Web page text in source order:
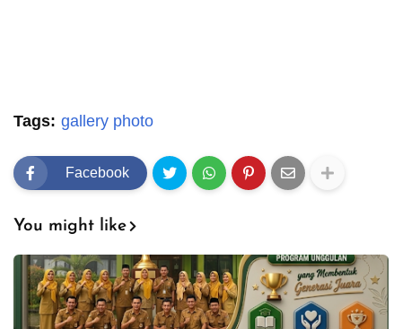
Tags: gallery photo
Facebook
You might like